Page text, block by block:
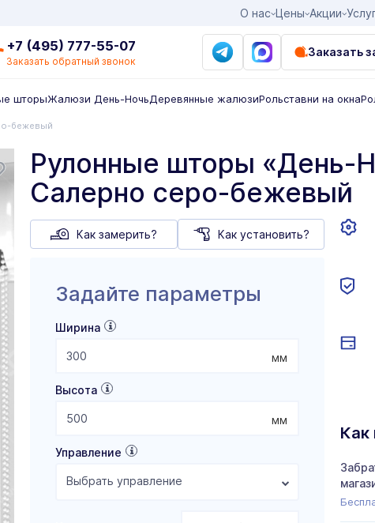
О нас Цены Акции
+7 (495) 777-55-07
Заказать обратный звонок
Заказать
шторыЖалюзи День-НочьДеревянные жалюзиРольставни на окна
бежевый
Рулонные шторы «День-
Салерно серо-бежевый
Как замерить? Как установить?
Задайте параметры
Ширина
мм
Высота
мм
Управление
Выбрать управление
Как